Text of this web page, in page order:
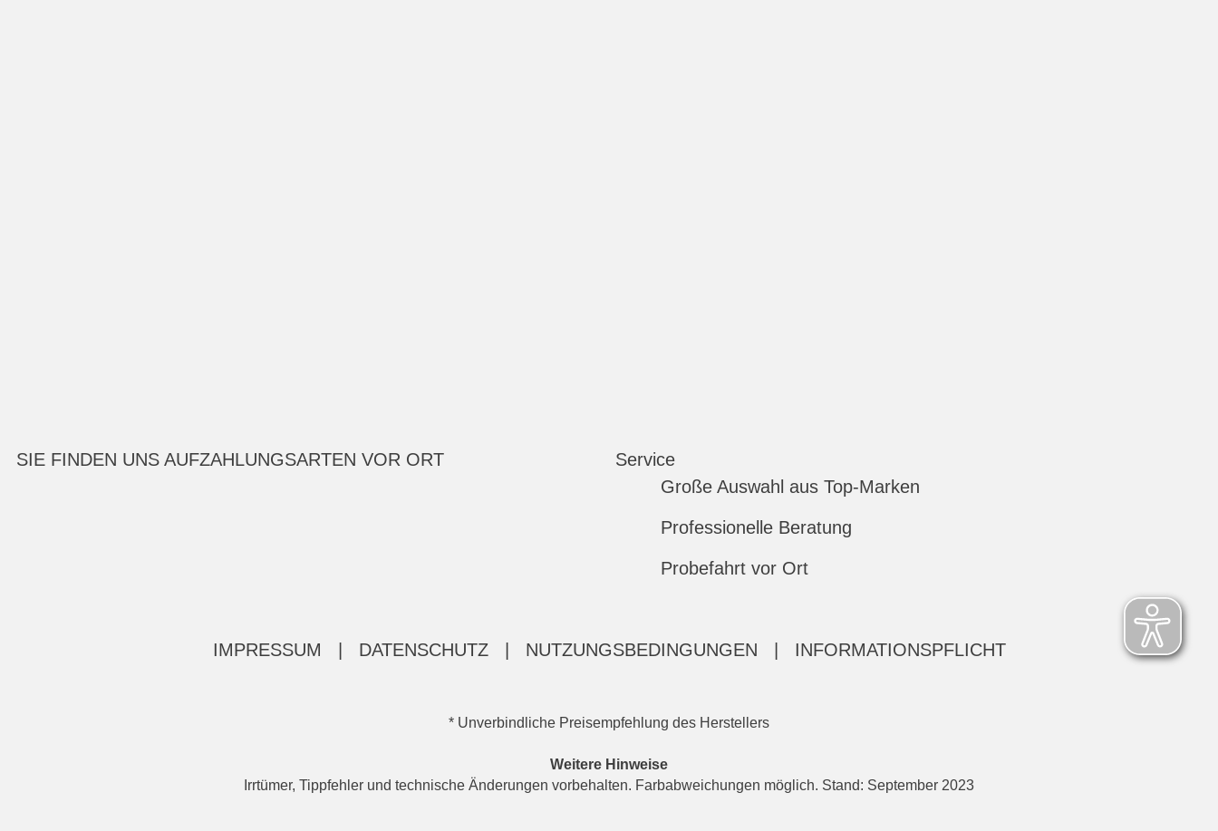
SIE FINDEN UNS AUFZAHLUNGSARTEN VOR ORT
Service
Große Auswahl aus Top-Marken
Professionelle Beratung
Probefahrt vor Ort
IMPRESSUM DATENSCHUTZ NUTZUNGSBEDINGUNGEN INFORMATIONSPFLICHT
* Unverbindliche Preisempfehlung des Herstellers
Weitere Hinweise
Irrtümer, Tippfehler und technische Änderungen vorbehalten. Farbabweichungen möglich. Stand: September 2023